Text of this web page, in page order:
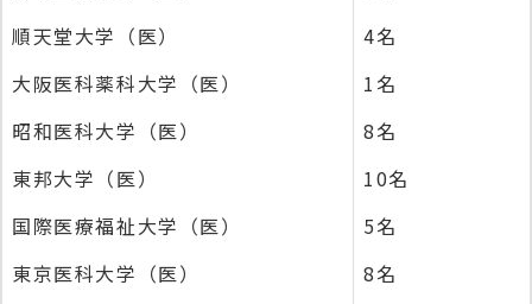
順天堂大学（医）
4名
大阪医科薬科大学（医）
1名
昭和医科大学（医）
8名
東邦大学（医）
10名
国際医療福祉大学（医）
5名
東京医科大学（医）
8名